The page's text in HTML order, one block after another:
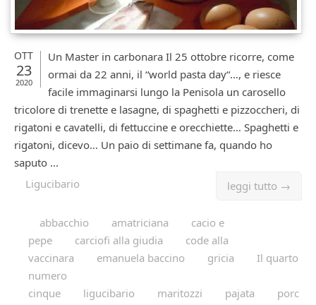
OTT
23
2020
Un Master in carbonara Il 25 ottobre ricorre, come
ormai da 22 anni, il “world pasta day“…, e riesce
facile immaginarsi lungo la Penisola un carosello
tricolore di trenette e lasagne, di spaghetti e pizzoccheri, di
rigatoni e cavatelli, di fettuccine e orecchiette… Spaghetti e
rigatoni, dicevo… Un paio di settimane fa, quando ho
saputo ...
leggi tutto →
Ligucibario
abbacchio amatriciana
cacio e
pepe
carciofi alla giudia
code alla
vaccinara
emanuela baccino gricia
Il quarto
numero
cinque
ligucibario maritozzi pajata
porc